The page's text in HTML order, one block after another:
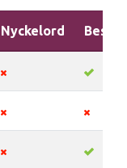
Nyckelord